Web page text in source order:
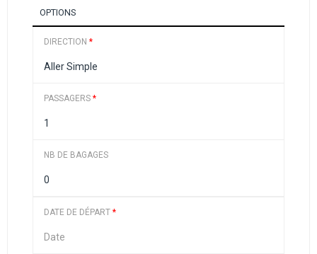
OPTIONS
DIRECTION *
PASSAGERS *
NB DE BAGAGES
DATE DE DÉPART *